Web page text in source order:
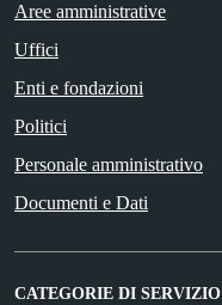
Aree amministrative
Uffici
Enti e fondazioni
Politici
Personale amministrativo
Documenti e Dati
CATEGORIE DI SERVIZIO